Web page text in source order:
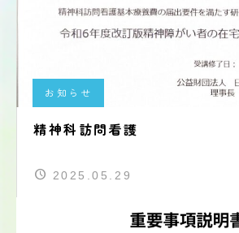
お知らせ
精神科訪問看護
2025.05.29